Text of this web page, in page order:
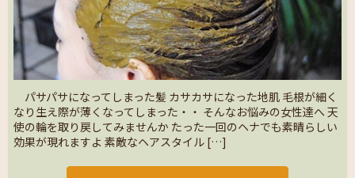
パサパサになってしまった髪 カサカサになった地肌 毛根が細く
なり生え際が薄くなってしまった・・ そんなお悩みの女性達へ 天
使の輪を取り戻してみませんか たった一回のヘナでも素晴らしい
効果が現れますよ 素敵なヘアスタイル […]